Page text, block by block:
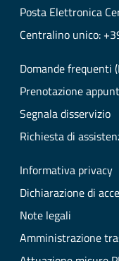
Posta Elettronica
Centralino unico:
Domande frequenti
Prenotazione
Segnala disservizio
Richiesta di
Informativa privacy
Dichiarazione di
Note legali
Amministrazione